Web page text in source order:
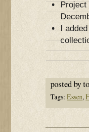
Project
I
posted by
Tags: Essen,